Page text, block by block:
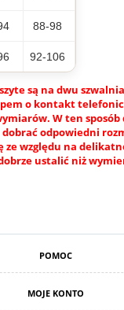
88-98
92-106
są na dwu
o kontakt
W ten sposób
dobrać odpowiedni
ze względu na
ustalić niż
POMOC
MOJE KONTO